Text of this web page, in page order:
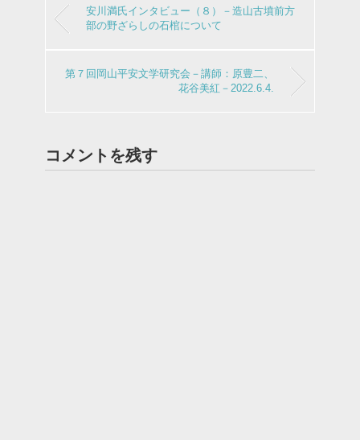
安川満氏インタビュー（８）－造山古墳前方
部の野ざらしの石棺について
第７回岡山平安文学研究会－講師：原豊二、
花谷美紅－2022.6.4.
コメントを残す